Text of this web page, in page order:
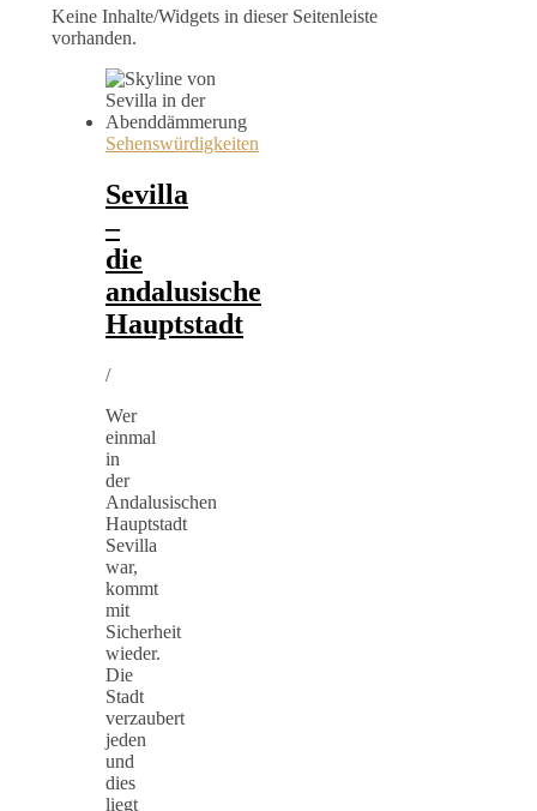
Keine Inhalte/Widgets in dieser Seitenleiste
vorhanden.
Sehenswürdigkeiten
Sevilla
–
die
andalusische
Hauptstadt
/
Wer
einmal
in
der
Andalusischen
Hauptstadt
Sevilla
war,
kommt
mit
Sicherheit
wieder.
Die
Stadt
verzaubert
jeden
und
dies
liegt